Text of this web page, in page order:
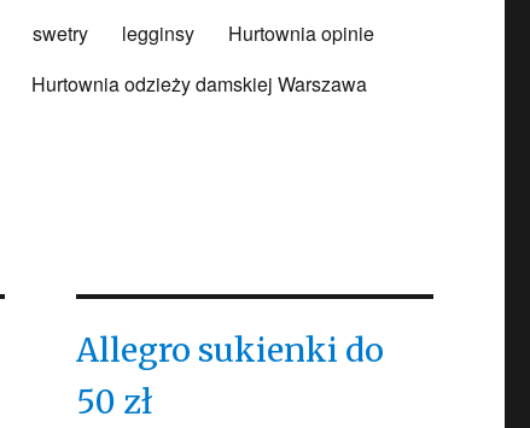
swetry legginsy
Hurtownia opinie
Hurtownia odzieży damskiej Warszawa
Allegro sukienki do
50 zł